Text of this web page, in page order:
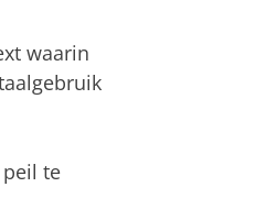
waarin
te